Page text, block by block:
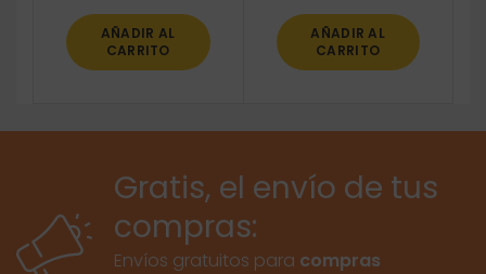
AÑADIR AL
CARRITO
AÑADIR AL
CARRITO
Gratis, el envío de tus
compras:
Envíos gratuitos para compras